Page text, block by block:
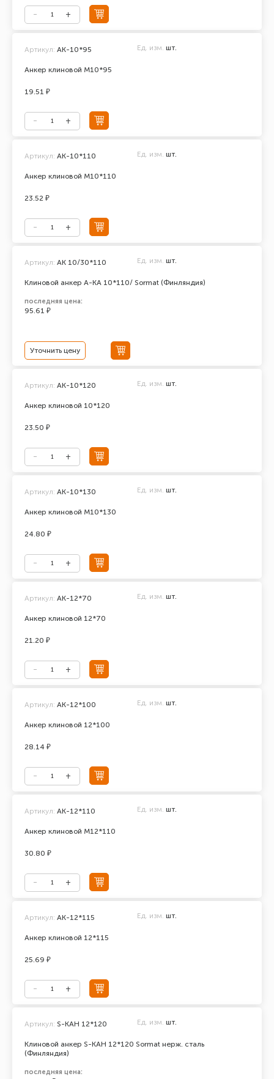
Анкер клиновой М10*95
Артикул: АК-10*95 Ед. изм. шт.
19.51 ₽
Анкер клиновой М10*110
Артикул: АК-10*110 Ед. изм. шт.
23.52 ₽
Клиновой анкер A-KA 10*110/ Sormat (Финляндия)
Артикул: AK 10/30*110 Ед. изм. шт.
последняя цена:
95.61 ₽
Уточнить цену
Анкер клиновой 10*120
Артикул: АК-10*120 Ед. изм. шт.
23.50 ₽
Анкер клиновой М10*130
Артикул: АК-10*130 Ед. изм. шт.
24.80 ₽
Анкер клиновой 12*70
Артикул: АК-12*70 Ед. изм. шт.
21.20 ₽
Анкер клиновой 12*100
Артикул: АК-12*100 Ед. изм. шт.
28.14 ₽
Анкер клиновой М12*110
Артикул: AK-12*110 Ед. изм. шт.
30.80 ₽
Анкер клиновой 12*115
Артикул: АК-12*115 Ед. изм. шт.
25.69 ₽
Клиновой анкер S-KAH 12*120 Sormat нерж. сталь
(Финляндия)
Артикул: S-KAH 12*120 Ед. изм. шт.
последняя цена: